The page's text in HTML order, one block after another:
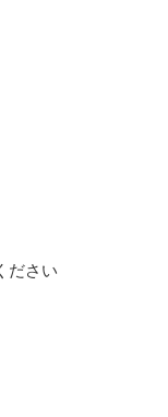
ださい